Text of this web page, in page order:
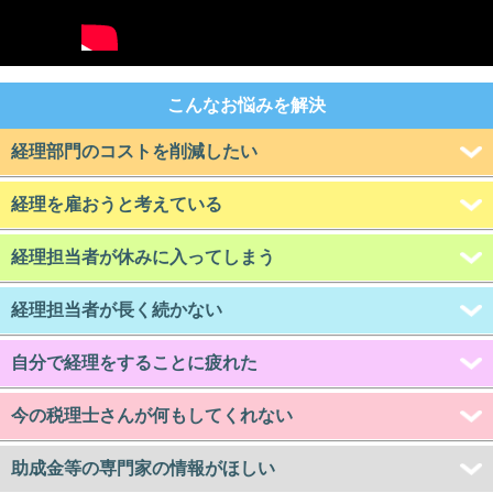
こんなお悩みを解決
経理部門のコストを削減したい
経理を雇おうと考えている
経理担当者が休みに入ってしまう
経理担当者が長く続かない
自分で経理をすることに疲れた
今の税理士さんが何もしてくれない
助成金等の専門家の情報がほしい